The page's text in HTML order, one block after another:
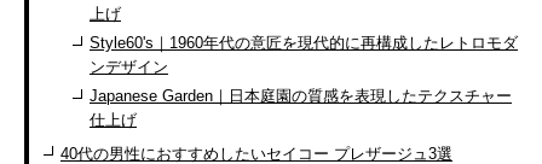
上げ
Style60's｜1960年代の意匠を現代的に再構成したレトロモダ
ンデザイン
Japanese Garden｜日本庭園の質感を表現したテクスチャー
仕上げ
40代の男性におすすめしたいセイコー プレザージュ3選